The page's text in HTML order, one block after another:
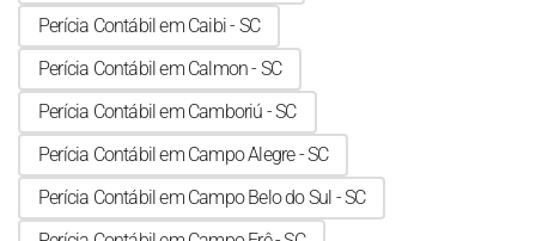
Perícia Contábil em Caibi - SC
Perícia Contábil em Calmon - SC
Perícia Contábil em Camboriú - SC
Perícia Contábil em Campo Alegre - SC
Perícia Contábil em Campo Belo do Sul - SC